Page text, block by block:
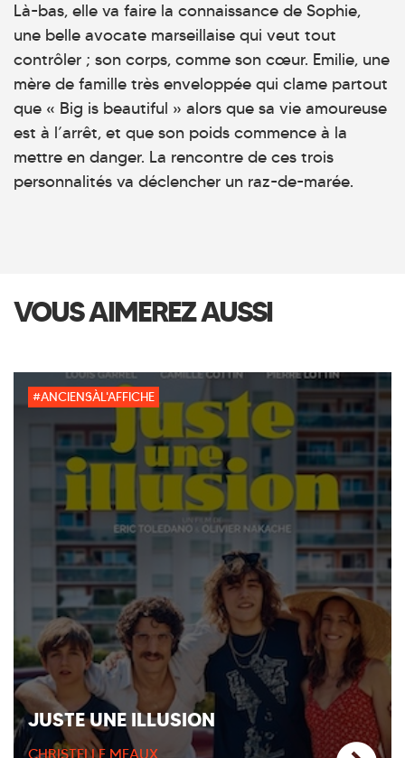
Là-bas, elle va faire la connaissance de Sophie,
une belle avocate marseillaise qui veut tout
contrôler ; son corps, comme son cœur. Emilie, une
mère de famille très enveloppée qui clame partout
que « Big is beautiful » alors que sa vie amoureuse
est à l’arrêt, et que son poids commence à la
mettre en danger. La rencontre de ces trois
personnalités va déclencher un raz-de-marée.
VOUS AIMEREZ AUSSI
#ANCIENSÀL'AFFICHE
JUSTE UNE ILLUSION
CHRISTELLE MEAUX